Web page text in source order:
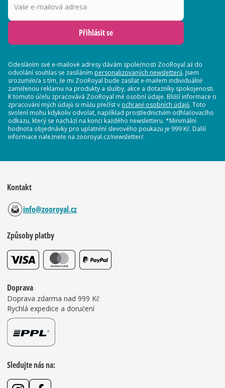
Přihlásit se
Odesláním své e-mailové adresy dávám společnosti ZooRoyal až do
odvolání souhlas se zasíláním personalizovaných newsletterů. Jsem
srozuměn/a s tím, že mi ZooRoyal bude zasílat e-mailem individuálně
zaměřenou reklamu na produkty a služby, akce a dotazníky spokojenosti.
K tomuto účelu zpracovává ZooRoyal mé osobní údaje. Bližší informace o
zpracování mých údajů si můžu přečíst v ochraně osobních údajů. Toto
svolení mohu kdykoliv odvolat, například prostřednictvím odhlašovacího
odkazu, který se nachází na konci každého newsletteru. *Minimální
hodnota objednávky pro uplatnění slevového poukazu je 999 Kč. Další
informace naleznete na zooroyal.cz/newsletter/.
Kontakt
info@zooroyal.cz
Způsoby platby
Doprava
Doprava zdarma nad 999 Kč
Rychlá expedice a doručení
Sledujte nás na: